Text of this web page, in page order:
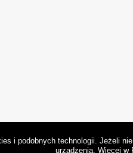
i podobnych technologii. Jeżeli
urządzenia. Więcej w